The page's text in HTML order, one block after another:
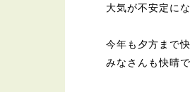
大気が不安定に
今年も夕方まで
みなさんも快晴